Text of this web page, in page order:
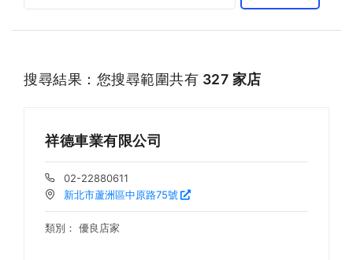
搜尋結果：您搜尋範圍共有 327 家店
祥德車業有限公司
02-22880611
新北市蘆洲區中原路75號
類別： 優良店家